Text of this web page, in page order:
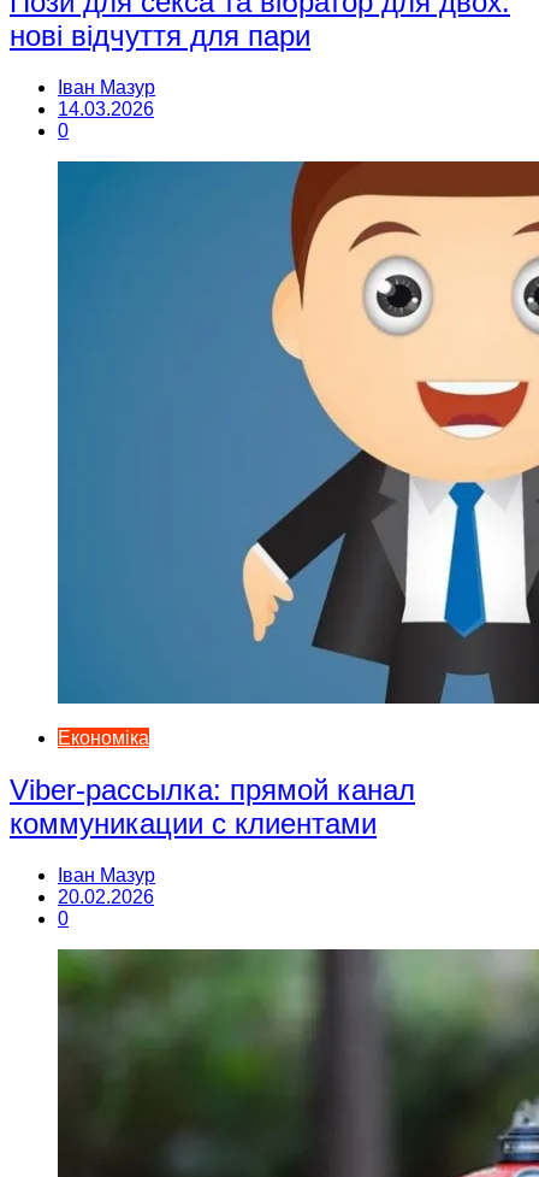
нові відчуття для пари
Іван Мазур
14.03.2026
0
Економіка
Viber-рассылка: прямой канал
коммуникации с клиентами
Іван Мазур
20.02.2026
0